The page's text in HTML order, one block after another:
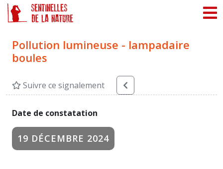
Pollution lumineuse - lampadaire
boules
Suivre ce signalement
Date de constatation
19 DÉCEMBRE 2024
Panneau de gestion des cookies